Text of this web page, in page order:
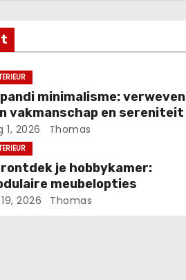
minimalisme: verweven
vakmanschap en sereniteit
1, 2026 Thomas
je hobbykamer:
meubelopties
2026 Thomas